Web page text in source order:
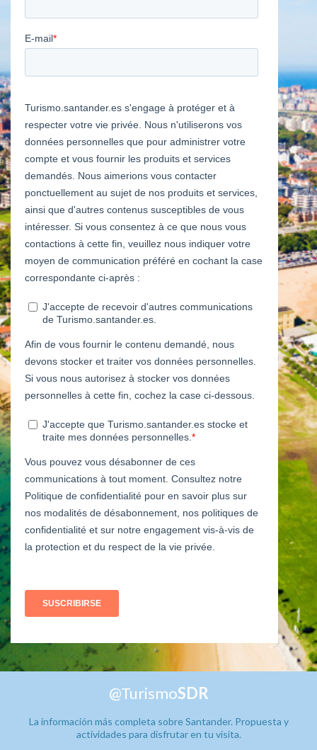
@TurismoSDR
La información más completa sobre Santander. Propuesta y
actividades para disfrutar en tu visita.